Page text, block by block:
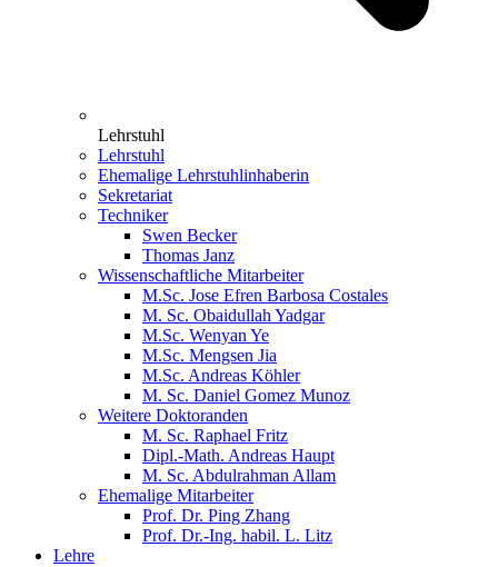
Lehrstuhl
Lehrstuhl
Ehemalige Lehrstuhlinhaberin
Sekretariat
Techniker
Swen Becker
Thomas Janz
Wissenschaftliche Mitarbeiter
M.Sc. Jose Efren Barbosa Costales
M. Sc. Obaidullah Yadgar
M.Sc. Wenyan Ye
M.Sc. Mengsen Jia
M.Sc. Andreas Köhler
M. Sc. Daniel Gomez Munoz
Weitere Doktoranden
M. Sc. Raphael Fritz
Dipl.-Math. Andreas Haupt
M. Sc. Abdulrahman Allam
Ehemalige Mitarbeiter
Prof. Dr. Ping Zhang
Prof. Dr.-Ing. habil. L. Litz
Lehre